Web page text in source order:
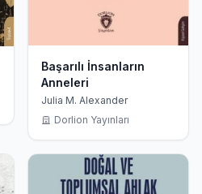
Başarılı İnsanların
Anneleri
Julia M. Alexander
Dorlion Yayınları